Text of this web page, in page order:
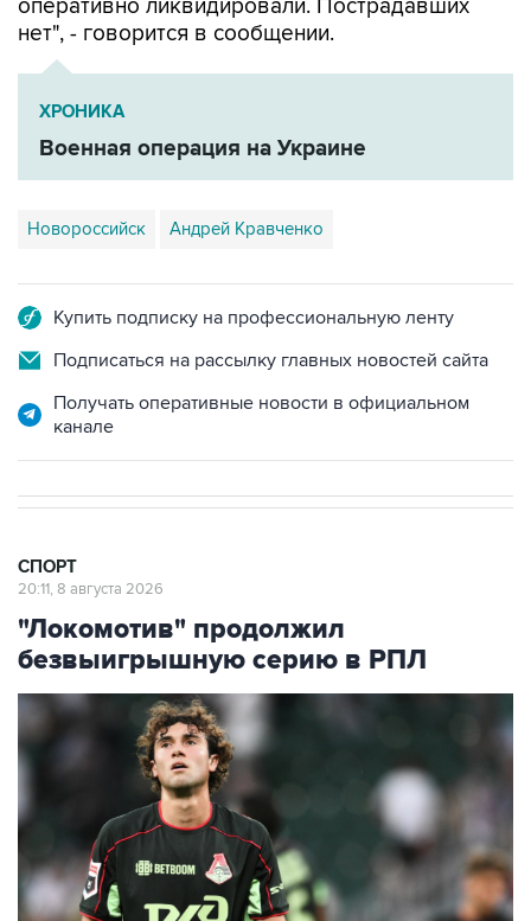
ХРОНИКА
Военная операция на Украине
Новороссийск Андрей Кравченко
Подписаться на рассылку главных новостей сайта
Получать оперативные новости в официальном
"Локомотив" продолжил
безвыигрышную серию в РПЛ